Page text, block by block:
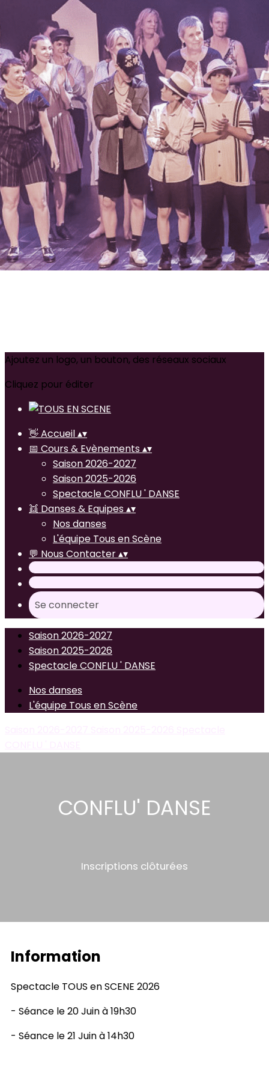
Exporter les lignes sélectionnées
Exporter toutes les colonnes
Exporter uniquement les colonnes affichées
Menu
<
>
Saison 2026-2027
Saison 2025-2026
Spectacle CONFLU ' DANSE
?>
Images de la page d'accueil
Cliquez pour éditer
Ajoutez un logo, un bouton, des réseaux sociaux
Cliquez pour éditer
👋 Accueil▴▾
📅 Cours & Evènements▴▾
Saison 2026-2027
Saison 2025-2026
Spectacle CONFLU ' DANSE
👯 Danses & Equipes▴▾
Nos danses
L'équipe Tous en Scène
💬 Nous Contacter▴▾
Se connecter
Saison 2026-2027
Saison 2025-2026
Spectacle CONFLU ' DANSE
Nos danses
L'équipe Tous en Scène
CONFLU' DANSE
Inscriptions clôturées
Information
Spectacle TOUS en SCENE 2026
- Séance le 20 Juin à 19h30
- Séance le 21 Juin à 14h30